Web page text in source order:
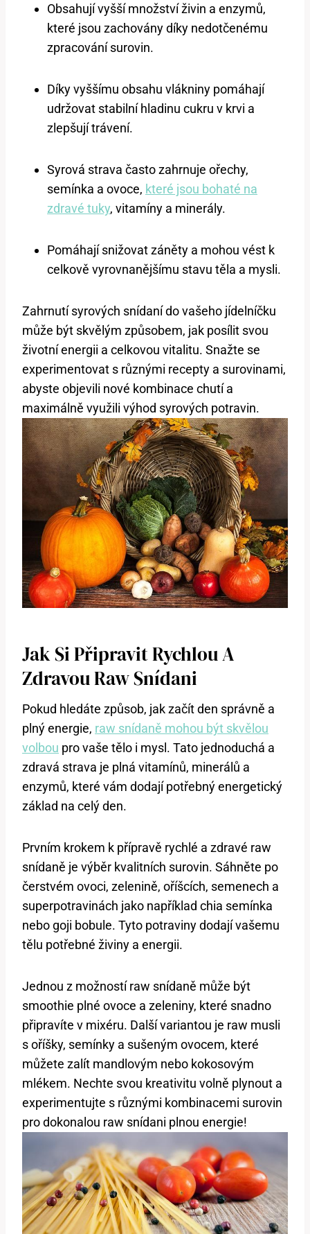
Obsahují vyšší množství živin a enzymů,
které jsou zachovány díky nedotčenému
zpracování surovin.
Díky vyššímu obsahu vlákniny pomáhají
udržovat stabilní hladinu cukru v krvi a
zlepšují trávení.
Syrová strava často zahrnuje ořechy,
semínka a ovoce, které jsou bohaté na
zdravé tuky, vitamíny a minerály.
Pomáhají snižovat záněty a mohou vést k
celkově vyrovnanějšímu stavu těla a mysli.
Zahrnutí syrových snídaní do vašeho jídelníčku
může být skvělým způsobem, jak posílit svou
životní energii a celkovou vitalitu. Snažte se
experimentovat s různými recepty a surovinami,
abyste objevili nové kombinace chutí a
maximálně využili výhod syrových potravin.
Jak Si Připravit Rychlou A
Zdravou Raw Snídani
Pokud hledáte způsob, jak začít den správně a
plný energie, raw snídaně mohou být skvělou
volbou pro vaše tělo i mysl. Tato jednoduchá a
zdravá strava je plná vitamínů, minerálů a
enzymů, které vám dodají potřebný energetický
základ na celý den.
Prvním krokem k přípravě rychlé a zdravé raw
snídaně je výběr kvalitních surovin. Sáhněte po
čerstvém ovoci, zelenině, oříšcích, semenech a
superpotravinách jako například chia semínka
nebo goji bobule. Tyto potraviny dodají vašemu
tělu potřebné živiny a energii.
Jednou z možností raw snídaně může být
smoothie plné ovoce a zeleniny, které snadno
připravíte v mixéru. Další variantou je raw musli
s oříšky, semínky a sušeným ovocem, které
můžete zalít mandlovým nebo kokosovým
mlékem. Nechte svou kreativitu volně plynout a
experimentujte s různými kombinacemi surovin
pro dokonalou raw snídani plnou energie!